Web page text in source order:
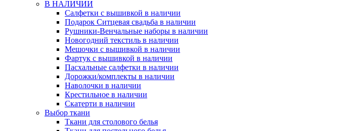
В НАЛИЧИИ
Салфетки с вышивкой в наличии
Подарок Ситцевая свадьба в наличии
Рушники-Венчальные наборы в наличии
Новогодний текстиль в наличии
Мешочки с вышивкой в наличии
Фартук с вышивкой в наличии
Пасхальные салфетки в наличии
Дорожки/комплекты в наличии
Наволочки в наличии
Крестильное в наличии
Скатерти в наличии
Выбор ткани
Ткани для столового белья